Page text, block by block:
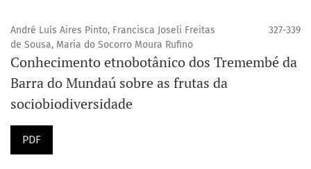
André Luís Aires Pinto, Francisca Joseli Freitas
de Sousa, Maria do Socorro Moura Rufino
327-339
Conhecimento etnobotânico dos Tremembé da
Barra do Mundaú sobre as frutas da
sociobiodiversidade
PDF